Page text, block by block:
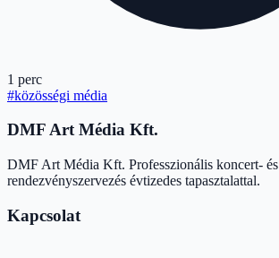
1 perc
#közösségi média
DMF Art Média Kft.
DMF Art Média Kft. Professzionális koncert- és
rendezvényszervezés évtizedes tapasztalattal.
Kapcsolat